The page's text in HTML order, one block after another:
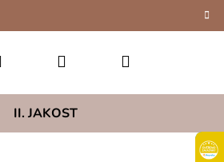
II. JAKOST
Hledat PřihlášeníNákupní